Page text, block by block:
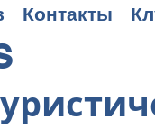
Контакты